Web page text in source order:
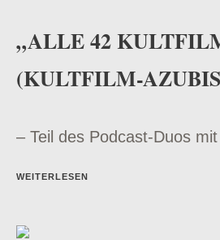
„ALLE 42
(KULTFILM-
– Teil des Podcast-Duos
WEITERLESEN